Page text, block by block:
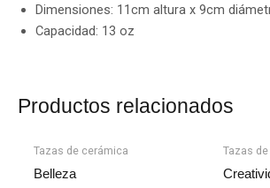
Dimensiones: 11cm altura x 9cm
Capacidad: 13 oz
Productos relacionados
AGOTADO
Tazas de cerámica
Belleza
Tazas